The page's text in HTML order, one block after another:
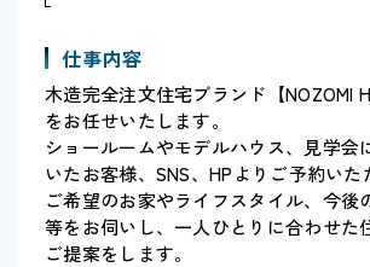
仕事内容
木造完全注文住宅ブランド【NOZOMI
をお任せいたします。
ショールームやモデルハウス、見学会
いたお客様、SNS、HPよりご予約いた
ご希望のお家やライフスタイル、今後
等をお伺いし、一人ひとりに合わせた
ご提案をします。